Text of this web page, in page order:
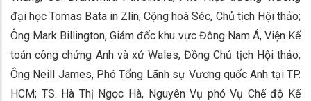
đại học Tomas Bata in Zlín, Cộng hoà Séc, Chủ tịch Hội thảo;
Ông Mark Billington, Giám đốc khu vực Đông Nam Á, Viện Kế
toán công chứng Anh và xứ Wales, Đồng Chủ tịch Hội thảo;
Ông Neill James, Phó Tổng Lãnh sự Vương quốc Anh tại TP.
HCM; TS. Hà Thị Ngọc Hà, Nguyên Vụ phó Vụ Chế độ Kế